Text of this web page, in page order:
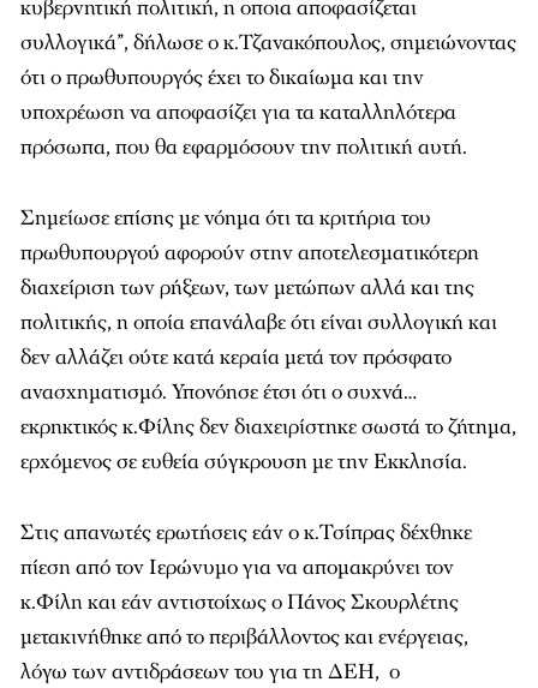
κυβερνητική πολιτική, η οποια αποφασίζεται
συλλογικά”, δήλωσε ο κ.Τζανακόπουλος, σημειώνοντας
ότι ο πρωθυπουργός έχει το δικαίωμα και την
υποχρέωση να αποφασίζει για τα καταλληλότερα
πρόσωπα, που θα εφαρμόσουν την πολιτική αυτή.
Σημείωσε επίσης με νόημα ότι τα κριτήρια του
πρωθυπουργού αφορούν στην αποτελεσματικότερη
διαχείριση των ρήξεων, των μετώπων αλλά και της
πολιτικής, η οποία επανάλαβε ότι είναι συλλογική και
δεν αλλάζει ούτε κατά κεραία μετά τον πρόσφατο
ανασχηματισμό. Υπονόησε έτσι ότι ο συχνά…
εκρηκτικός κ.Φίλης δεν διαχειρίστηκε σωστά το ζήτημα,
ερχόμενος σε ευθεία σύγκρουση με την Εκκλησία.
Στις απανωτές ερωτήσεις εάν ο κ.Τσίπρας δέχθηκε
πίεση από τον Ιερώνυμο για να απομακρύνει τον
κ.Φίλη και εάν αντιστοίχως ο Πάνος Σκουρλέτης
μετακινήθηκε από το περιβάλλοντος και ενέργειας,
λόγω των αντιδράσεων του για τη ΔΕΗ, ο